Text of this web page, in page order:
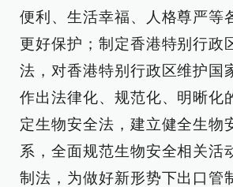
便利、生活幸福、人格尊严等
更好保护；制定香港特别行政
法，对香港特别行政区维护国
作出法律化、规范化、明晰化
定生物安全法，建立健全生物
系，全面规范生物安全相关活
制法，为做好新形势下出口管